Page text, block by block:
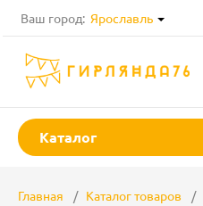
Ваш город: Ярославль
Каталог
Главная Каталог товаров